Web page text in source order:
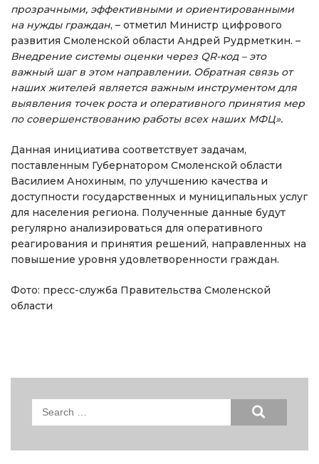
прозрачными, эффективными и ориентированными
на нужды граждан, – отметил Министр цифрового
развития Смоленской области Андрей Рудрметкин. –
Внедрение системы оценки через QR-код – это
важный шаг в этом направлении. Обратная связь от
наших жителей является важным инструментом для
выявления точек роста и оперативного принятия мер
по совершенствованию работы всех наших МФЦ».
Данная инициатива соответствует задачам,
поставленным Губернатором Смоленской области
Василием Анохиным, по улучшению качества и
доступности государственных и муниципальных услуг
для населения региона. Полученные данные будут
регулярно анализироваться для оперативного
реагирования и принятия решений, направленных на
повышение уровня удовлетворенности граждан.
Фото: пресс-служба Правительства Смоленской
области
Search